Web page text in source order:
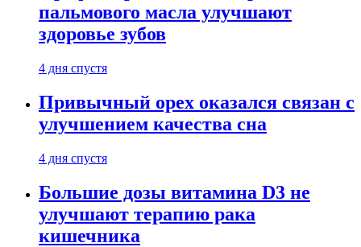
пальмового масла улучшают
здоровье зубов
4 дня спустя
Привычный орех оказался связан с
улучшением качества сна
4 дня спустя
Большие дозы витамина D3 не
улучшают терапию рака
кишечника